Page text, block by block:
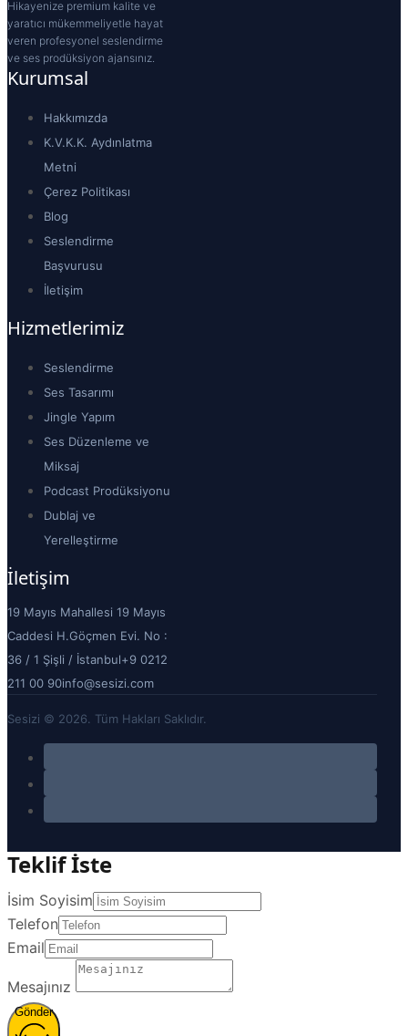
Hikayenize premium kalite ve
yaratıcı mükemmeliyetle hayat
veren profesyonel seslendirme
ve ses prodüksiyon ajansınız.
Kurumsal
Hakkımızda
K.V.K.K. Aydınlatma
Metni
Çerez Politikası
Blog
Seslendirme
Başvurusu
İletişim
Hizmetlerimiz
Seslendirme
Ses Tasarımı
Jingle Yapım
Ses Düzenleme ve
Miksaj
Podcast Prodüksiyonu
Dublaj ve
Yerelleştirme
İletişim
19 Mayıs Mahallesi 19 Mayıs
Caddesi H.Göçmen Evi. No :
36 / 1 Şişli / İstanbul+9 0212
211 00 90info@sesizi.com
Sesizi © 2026. Tüm Hakları Saklıdır.
Teklif İste
İsim Soyisim
Telefon
Email
Mesajınız
Gönder